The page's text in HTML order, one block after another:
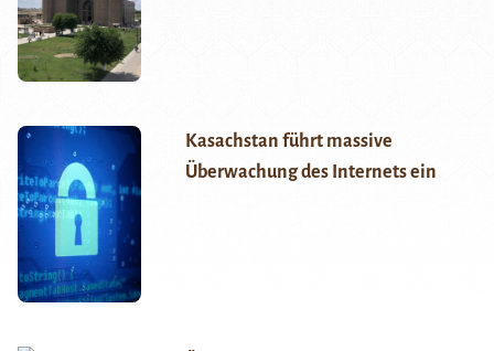
Kasachstan führt massive
Überwachung des Internets ein